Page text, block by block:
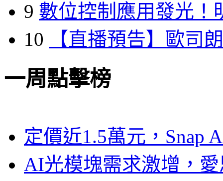
9 數位控制應用發光！
10
【直播預告】歐司
一周點擊榜
定價近1.5萬元，Snap
AI光模塊需求激增，